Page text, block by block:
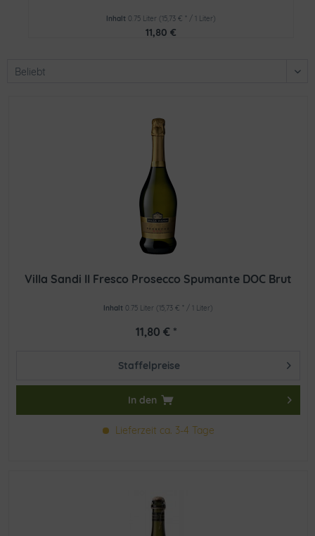
Inhalt 0.75 Liter (15,73 € * / 1 Liter)
11,80 €
Villa Sandi Il Fresco Prosecco Spumante DOC Brut
Inhalt 0.75 Liter (15,73 € * / 1 Liter)
11,80 € *
Staffelpreise
In den
Lieferzeit ca. 3-4 Tage